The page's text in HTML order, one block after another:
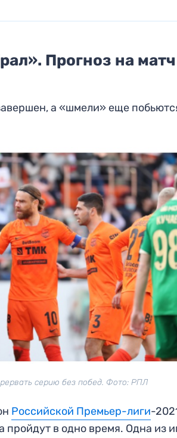
Прогноз на
а «шмели» еще
серию без побед. Фото: РПЛ
Российской Премьер-лиги-
пройдут в одно время. Одна из